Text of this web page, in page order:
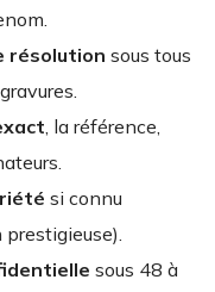
résolution sous tous
, la référence,
si connu
sous 48 à